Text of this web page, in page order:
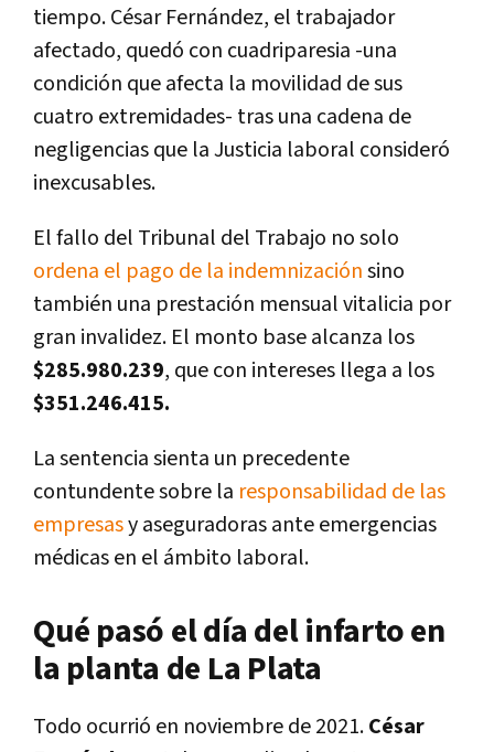
tiempo. César Fernández, el trabajador
afectado, quedó con cuadriparesia -una
condición que afecta la movilidad de sus
cuatro extremidades- tras una cadena de
negligencias que la Justicia laboral consideró
inexcusables.
El fallo del Tribunal del Trabajo no solo
ordena el pago de la indemnizaciónsino
también una prestación mensual vitalicia por
gran invalidez. El monto base alcanza los
$285.980.239, que con intereses llega a los
$351.246.415.
La sentencia sienta un precedente
contundente sobre la responsabilidad de las
empresasy aseguradoras ante emergencias
médicas en el ámbito laboral.
Qué pasó el día del infarto en
la planta de La Plata
Todo ocurrió en noviembre de 2021.César